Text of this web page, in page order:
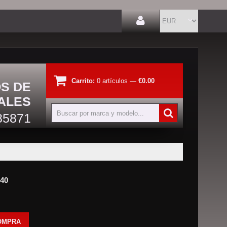
DE
Carrito: 0 artículos — €0.00